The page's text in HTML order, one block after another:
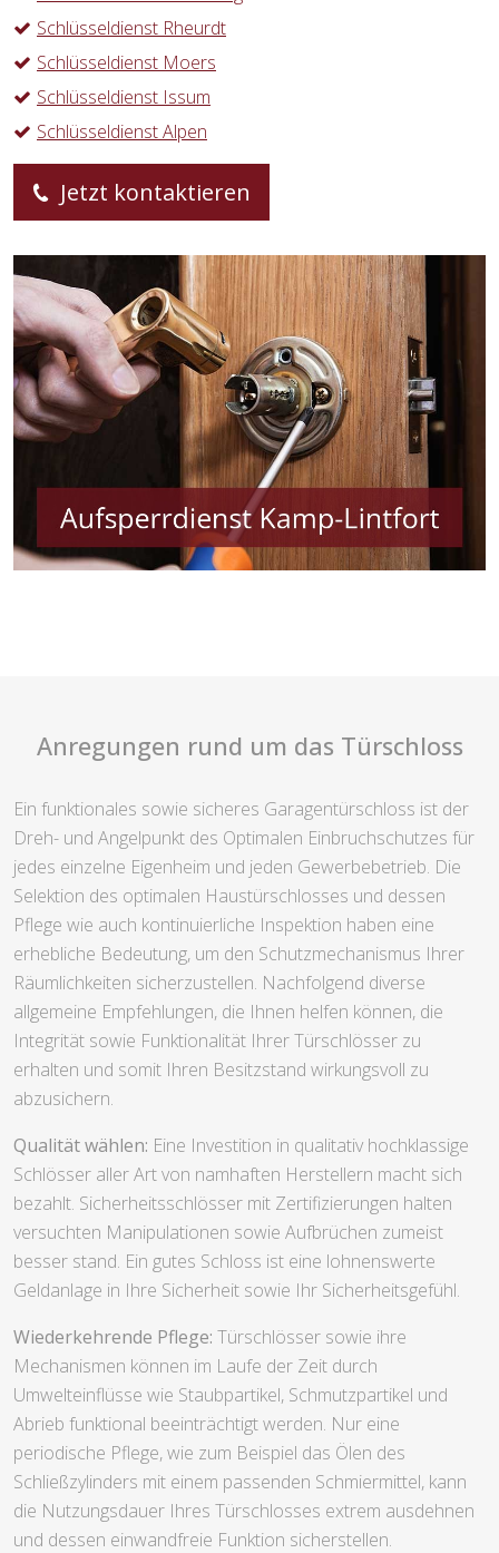
Schlüsseldienst Rheurdt
Schlüsseldienst Moers
Schlüsseldienst Issum
Schlüsseldienst Alpen
Jetzt kontaktieren
Anregungen rund um das Türschloss
Ein funktionales sowie sicheres Garagentürschloss ist der
Dreh- und Angelpunkt des Optimalen Einbruchschutzes für
jedes einzelne Eigenheim und jeden Gewerbebetrieb. Die
Selektion des optimalen Haustürschlosses und dessen
Pflege wie auch kontinuierliche Inspektion haben eine
erhebliche Bedeutung, um den Schutzmechanismus Ihrer
Räumlichkeiten sicherzustellen. Nachfolgend diverse
allgemeine Empfehlungen, die Ihnen helfen können, die
Integrität sowie Funktionalität Ihrer Türschlösser zu
erhalten und somit Ihren Besitzstand wirkungsvoll zu
abzusichern.
Qualität wählen: Eine Investition in qualitativ hochklassige
Schlösser aller Art von namhaften Herstellern macht sich
bezahlt. Sicherheitsschlösser mit Zertifizierungen halten
versuchten Manipulationen sowie Aufbrüchen zumeist
besser stand. Ein gutes Schloss ist eine lohnenswerte
Geldanlage in Ihre Sicherheit sowie Ihr Sicherheitsgefühl.
Wiederkehrende Pflege: Türschlösser sowie ihre
Mechanismen können im Laufe der Zeit durch
Umwelteinflüsse wie Staubpartikel, Schmutzpartikel und
Abrieb funktional beeinträchtigt werden. Nur eine
periodische Pflege, wie zum Beispiel das Ölen des
Schließzylinders mit einem passenden Schmiermittel, kann
die Nutzungsdauer Ihres Türschlosses extrem ausdehnen
und dessen einwandfreie Funktion sicherstellen.